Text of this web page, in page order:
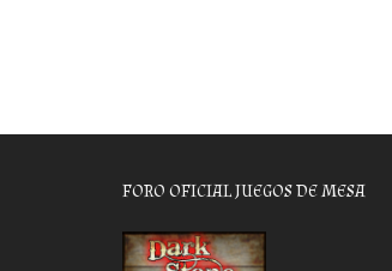
FORO OFICIAL JUEGOS DE MESA